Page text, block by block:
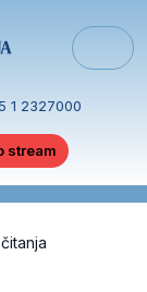
1 2327000
stream